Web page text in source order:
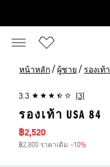
หน้าหลัก / ผู้ชาย / รองเท้า
3.3 (3)
รองเท้า USA 84
ราคาลด
฿2,520
฿2,800 ราคาเดิม -10%